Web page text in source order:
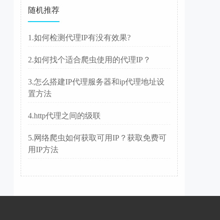
随机推荐
1.如何检测代理IP有没有效果?
2.如何找个适合爬虫使用的代理IP？
3.怎么搭建IP代理服务器和ip代理地址设
置方法
4.http代理之间的级联
5.网络爬虫如何获取可用IP？获取免费可
用IP方法